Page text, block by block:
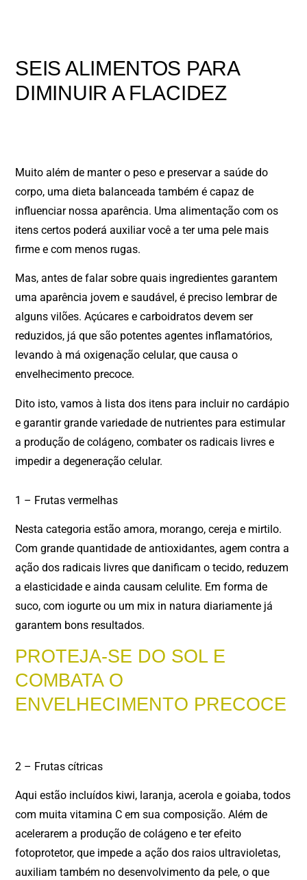
SEIS ALIMENTOS PARA
DIMINUIR A FLACIDEZ
Muito além de manter o peso e preservar a saúde do
corpo, uma dieta balanceada também é capaz de
influenciar nossa aparência. Uma alimentação com os
itens certos poderá auxiliar você a ter uma pele mais
firme e com menos rugas.
Mas, antes de falar sobre quais ingredientes garantem
uma aparência jovem e saudável, é preciso lembrar de
alguns vilões. Açúcares e carboidratos devem ser
reduzidos, já que são potentes agentes inflamatórios,
levando à má oxigenação celular, que causa o
envelhecimento precoce.
Dito isto, vamos à lista dos itens para incluir no cardápio
e garantir grande variedade de nutrientes para estimular
a produção de colágeno, combater os radicais livres e
impedir a degeneração celular.
1 – Frutas vermelhas
Nesta categoria estão amora, morango, cereja e mirtilo.
Com grande quantidade de antioxidantes, agem contra a
ação dos radicais livres que danificam o tecido, reduzem
a elasticidade e ainda causam celulite. Em forma de
suco, com iogurte ou um mix in natura diariamente já
garantem bons resultados.
PROTEJA-SE DO SOL E
COMBATA O
ENVELHECIMENTO PRECOCE
2 – Frutas cítricas
Aqui estão incluídos kiwi, laranja, acerola e goiaba, todos
com muita vitamina C em sua composição. Além de
acelerarem a produção de colágeno e ter efeito
fotoprotetor, que impede a ação dos raios ultravioletas,
auxiliam também no desenvolvimento da pele, o que